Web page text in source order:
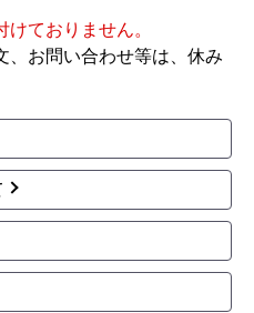
ておりません。
お問い合わせ等は、休み